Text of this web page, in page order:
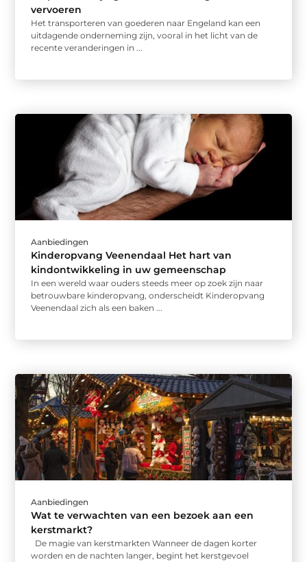
vervoeren
Het transporteren van goederen naar Engeland kan een
uitdagende onderneming zijn, vooral in het licht van de
recente veranderingen in ...
Aanbiedingen
Kinderopvang Veenendaal Het hart van
kindontwikkeling in uw gemeenschap
In een wereld waar ouders steeds meer op zoek zijn naar
betrouwbare kinderopvang, onderscheidt Kinderopvang
Veenendaal zich als een baken ...
Aanbiedingen
Wat te verwachten van een bezoek aan een
kerstmarkt?
De magie van kerstmarkten Wanneer de dagen korter
worden en de nachten langer, begint het kerstgevoel